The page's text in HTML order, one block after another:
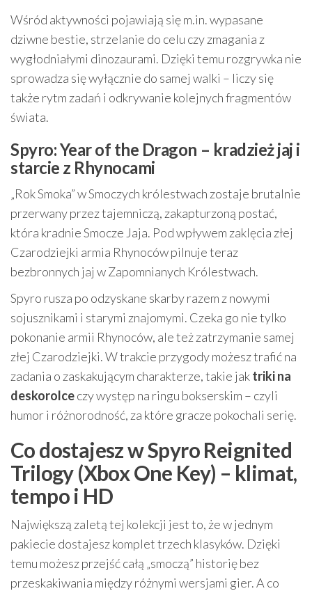
Wśród aktywności pojawiają się m.in. wypasane
dziwne bestie, strzelanie do celu czy zmagania z
wygłodniałymi dinozaurami. Dzięki temu rozgrywka nie
sprowadza się wyłącznie do samej walki – liczy się
także rytm zadań i odkrywanie kolejnych fragmentów
świata.
Spyro: Year of the Dragon – kradzież jaj i
starcie z Rhynocami
„Rok Smoka” w Smoczych królestwach zostaje brutalnie
przerwany przez tajemniczą, zakapturzoną postać,
która kradnie Smocze Jaja. Pod wpływem zaklęcia złej
Czarodziejki armia Rhynoców pilnuje teraz
bezbronnych jaj w Zapomnianych Królestwach.
Spyro rusza po odzyskane skarby razem z nowymi
sojusznikami i starymi znajomymi. Czeka go nie tylko
pokonanie armii Rhynoców, ale też zatrzymanie samej
złej Czarodziejki. W trakcie przygody możesz trafić na
zadania o zaskakującym charakterze, takie jaktriki na
deskorolceczy występ na ringu bokserskim – czyli
humor i różnorodność, za które gracze pokochali serię.
Co dostajesz w Spyro Reignited
Trilogy (Xbox One Key) – klimat,
tempo i HD
Największą zaletą tej kolekcji jest to, że w jednym
pakiecie dostajesz komplet trzech klasyków. Dzięki
temu możesz przejść całą „smoczą” historię bez
przeskakiwania między różnymi wersjami gier. A co